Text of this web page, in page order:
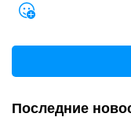
Последние